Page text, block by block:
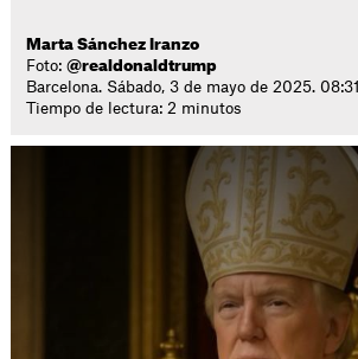
Marta Sánchez Iranzo
Foto:@realdonaldtrump
Barcelona. Sábado, 3 de mayo de 2025. 08:31
Tiempo de lectura: 2 minutos